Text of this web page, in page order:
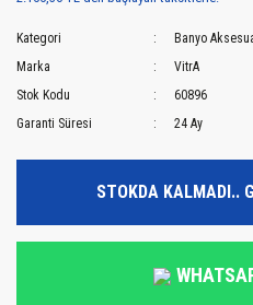
Kategori
Banyo
Marka
VitrA
Stok Kodu
60896
Garanti Süresi
24 Ay
STOKDA KALMADI..